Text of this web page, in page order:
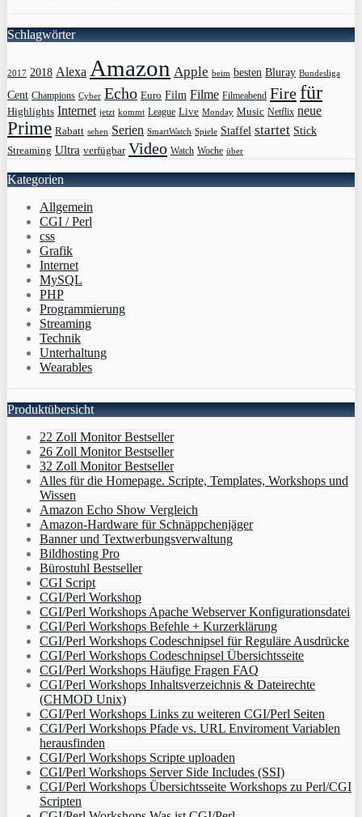
Schlagwörter
2017 2018 Alexa Amazon Apple beim besten Bluray Bundesliga
Cent Champions Cyber Echo Euro Film Filme Filmeabend Firefür
Highlights Internet jetzt kommt League Live Monday Music Netflix neue
Prime Rabatt sehen Serien SmartWatch Spiele Staffel startet Stick
Streaming Ultra verfügbar Video Watch Woche über
Kategorien
Allgemein
CGI / Perl
css
Grafik
Internet
MySQL
PHP
Programmierung
Streaming
Technik
Unterhaltung
Wearables
Produktübersicht
22 Zoll Monitor Bestseller
26 Zoll Monitor Bestseller
32 Zoll Monitor Bestseller
Alles für die Homepage. Scripte, Templates, Workshops und
Wissen
Amazon Echo Show Vergleich
Amazon-Hardware für Schnäppchenjäger
Banner und Textwerbungsverwaltung
Bildhosting Pro
Bürostuhl Bestseller
CGI Script
CGI/Perl Workshop
CGI/Perl Workshops Apache Webserver Konfigurationsdatei
CGI/Perl Workshops Befehle + Kurzerklärung
CGI/Perl Workshops Codeschnipsel für Reguläre Ausdrücke
CGI/Perl Workshops Codeschnipsel Übersichtsseite
CGI/Perl Workshops Häufige Fragen FAQ
CGI/Perl Workshops Inhaltsverzeichnis & Dateirechte
(CHMOD Unix)
CGI/Perl Workshops Links zu weiteren CGI/Perl Seiten
CGI/Perl Workshops Pfade vs. URL Enviroment Variablen
herausfinden
CGI/Perl Workshops Scripte uploaden
CGI/Perl Workshops Server Side Includes (SSI)
CGI/Perl Workshops Übersichtsseite Workshops zu Perl/CGI
Scripten